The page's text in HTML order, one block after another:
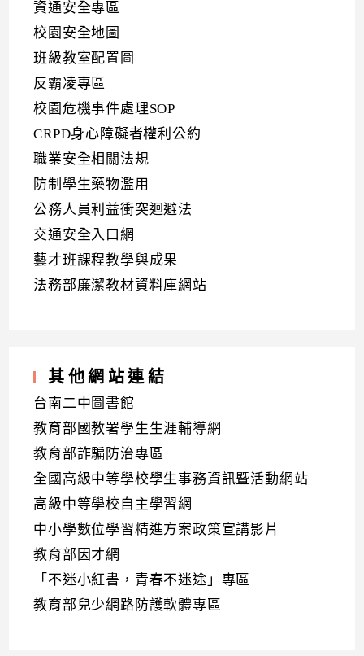
資通安全專區
校園安全地圖
班級教室配置圖
反霸凌專區
校園危機事件處理SOP
CRPD身心障礙者權利公約
職業安全相關法規
防制學生藥物濫用
公務人員利益衝突迴避法
交通安全入口網
藝才班課程教學與成果
法務部廉潔教材資料庫網站
其他網站連結
台南二中圖書館
教育部國教署學生生涯輔導網
教育部詐騙防治專區
全國高級中等學校學生事務資訊暨活動網站
高級中等學校自主學習網
中小學數位學習精進方案政策宣講影片
教育部因才網
「不迷小紅書，青春不迷途」專區
教育部兒少網路防護軟體專區